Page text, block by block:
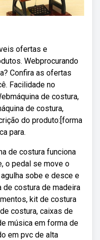
ofertas e
Webprocurando
Confira as ofertas
Facilidade no
de costura,
de costura,
do produto:[forma
para.
de costura funciona
o pedal se move o
sobe e desce e
de costura de madeira
kit de costura
costura, caixas de
música em forma de
em pvc de alta